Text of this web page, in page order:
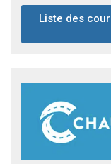
Liste des